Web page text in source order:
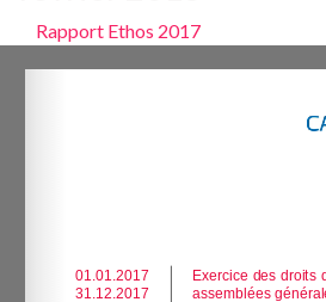
Rapport Ethos 2017